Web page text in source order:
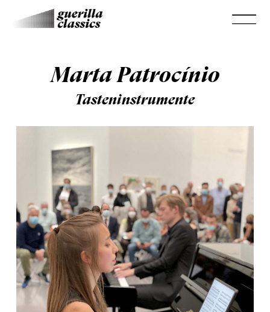
Marta Patrocínio
Tasteninstrumente